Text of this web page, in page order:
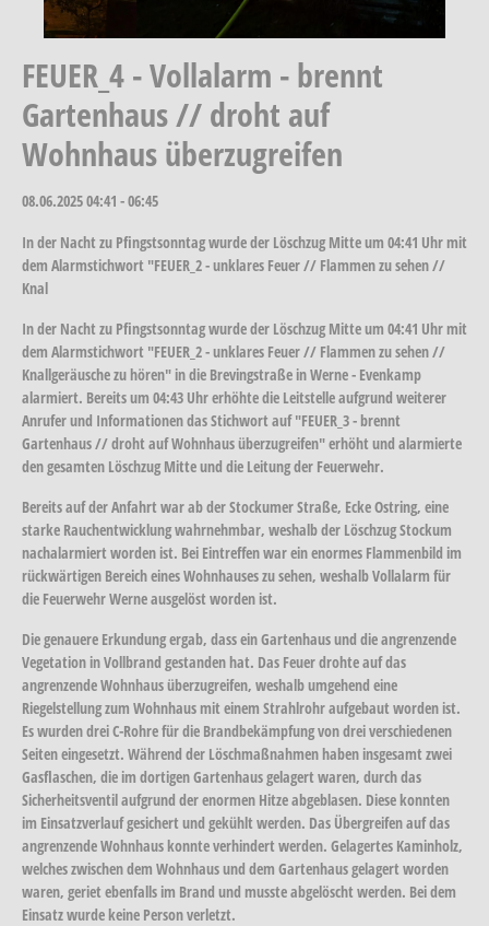
FEUER_4 - Vollalarm - brennt
Gartenhaus // droht auf
Wohnhaus überzugreifen
08.06.202504:41 - 06:45
In der Nacht zu Pfingstsonntag wurde der Löschzug Mitte um 04:41 Uhr mit
dem Alarmstichwort "FEUER_2 - unklares Feuer // Flammen zu sehen //
Knal
In der Nacht zu Pfingstsonntag wurde der Löschzug Mitte um 04:41 Uhr mit
dem Alarmstichwort "FEUER_2 - unklares Feuer // Flammen zu sehen //
Knallgeräusche zu hören" in die Brevingstraße in Werne - Evenkamp
alarmiert. Bereits um 04:43 Uhr erhöhte die Leitstelle aufgrund weiterer
Anrufer und Informationen das Stichwort auf "FEUER_3 - brennt
Gartenhaus // droht auf Wohnhaus überzugreifen" erhöht und alarmierte
den gesamten Löschzug Mitte und die Leitung der Feuerwehr.
Bereits auf der Anfahrt war ab der Stockumer Straße, Ecke Ostring, eine
starke Rauchentwicklung wahrnehmbar, weshalb der Löschzug Stockum
nachalarmiert worden ist. Bei Eintreffen war ein enormes Flammenbild im
rückwärtigen Bereich eines Wohnhauses zu sehen, weshalb Vollalarm für
die Feuerwehr Werne ausgelöst worden ist.
Die genauere Erkundung ergab, dass ein Gartenhaus und die angrenzende
Vegetation in Vollbrand gestanden hat. Das Feuer drohte auf das
angrenzende Wohnhaus überzugreifen, weshalb umgehend eine
Riegelstellung zum Wohnhaus mit einem Strahlrohr aufgebaut worden ist.
Es wurden drei C-Rohre für die Brandbekämpfung von drei verschiedenen
Seiten eingesetzt. Während der Löschmaßnahmen haben insgesamt zwei
Gasflaschen, die im dortigen Gartenhaus gelagert waren, durch das
Sicherheitsventil aufgrund der enormen Hitze abgeblasen. Diese konnten
im Einsatzverlauf gesichert und gekühlt werden. Das Übergreifen auf das
angrenzende Wohnhaus konnte verhindert werden. Gelagertes Kaminholz,
welches zwischen dem Wohnhaus und dem Gartenhaus gelagert worden
waren, geriet ebenfalls im Brand und musste abgelöscht werden. Bei dem
Einsatz wurde keine Person verletzt.